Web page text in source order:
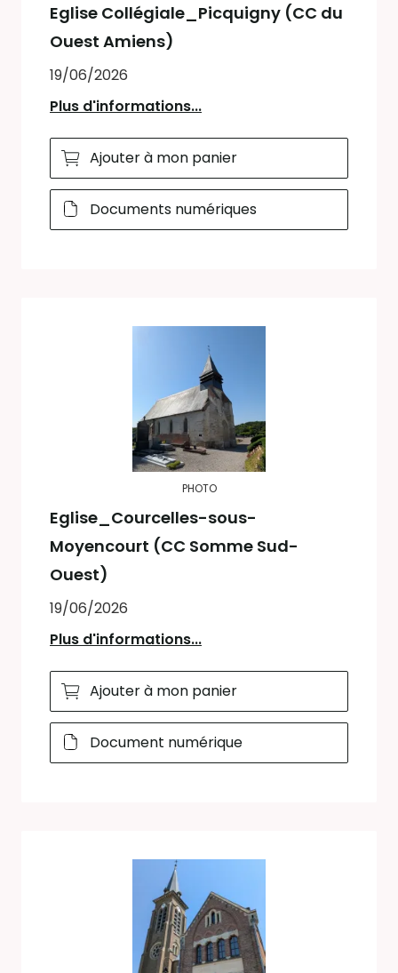
Eglise Collégiale_Picquigny (CC du
Ouest Amiens)
19/06/2026
Plus d'informations...
Ajouter à mon panier
Documents numériques
PHOTO
Eglise_Courcelles-sous-
Moyencourt (CC Somme Sud-
Ouest)
19/06/2026
Plus d'informations...
Ajouter à mon panier
Document numérique